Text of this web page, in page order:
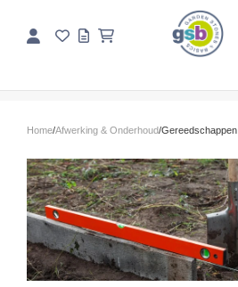
Home/Afwerking & Onderhoud/Gereedschappen